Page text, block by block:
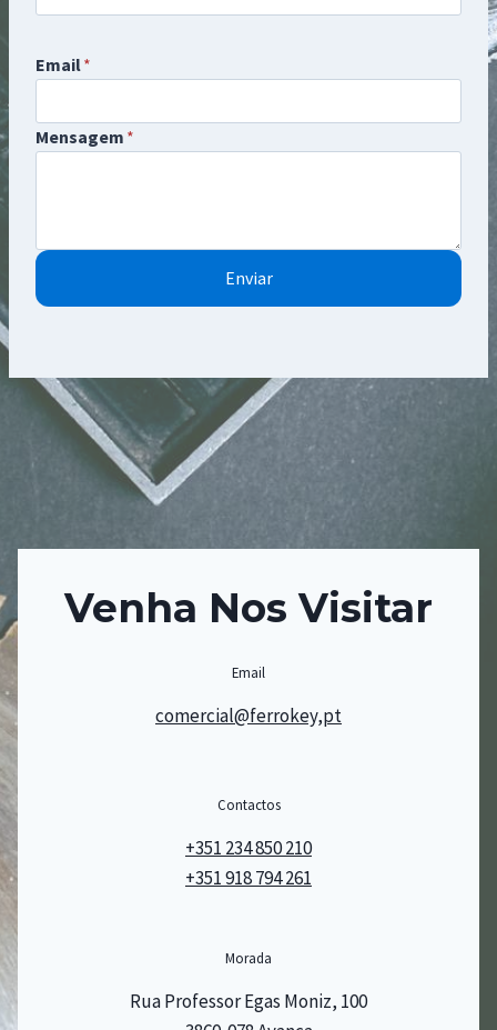
Email*
Mensagem *
Enviar
Venha Nos Visitar
Email
comercial@ferrokey,pt
Contactos
+351 234 850 210
+351 918 794 261
Morada
Rua Professor Egas Moniz, 100